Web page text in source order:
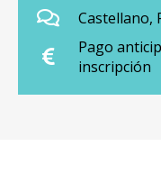
Castellano,
Pago
inscripción